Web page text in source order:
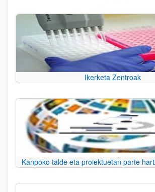
Ikerketa Zentroak
Kanpoko talde eta proiektuetan parte